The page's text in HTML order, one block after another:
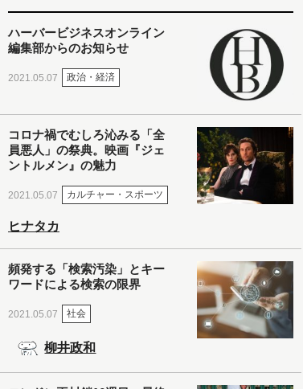
ハーバービジネスオンライン
編集部からのお知らせ
2021.05.07 政治・経済
コロナ禍でむしろ沁みる「全
員悪人」の祭典。映画『ジェ
ントルメン』の魅力
2021.05.07 カルチャー・スポーツ
ヒナタカ
頻発する「検索汚染」とキー
ワードによる検索の限界
2021.05.07 社会
柳井政和